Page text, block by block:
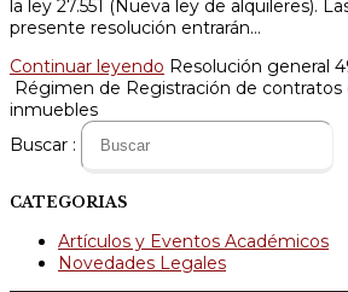
la ley 27.551 (Nueva ley de alquileres).
presente resolución entrarán…
Continuar leyendo Resolución general
Régimen de Registración de contratos
inmuebles
Buscar :
CATEGORIAS
Artículos y Eventos Académicos
Novedades Legales